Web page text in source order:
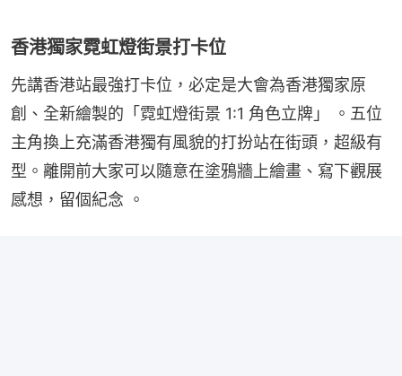
香港獨家霓虹燈街景打卡位
先講香港站最強打卡位，必定是大會為香港獨家原
創、全新繪製的「霓虹燈街景 1:1 角色立牌」 。五位
主角換上充滿香港獨有風貌的打扮站在街頭，超級有
型。離開前大家可以隨意在塗鴉牆上繪畫、寫下觀展
感想，留個紀念 。